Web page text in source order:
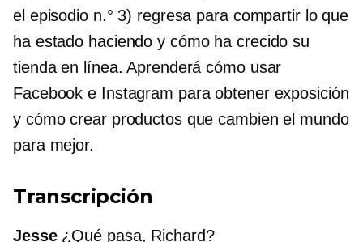
el episodio n.° 3) regresa para compartir lo que
ha estado haciendo y cómo ha crecido su
tienda en línea. Aprenderá cómo usar
Facebook e Instagram para obtener exposición
y cómo crear productos que cambien el mundo
para mejor.
Transcripción
Jesse¿Qué pasa, Richard?